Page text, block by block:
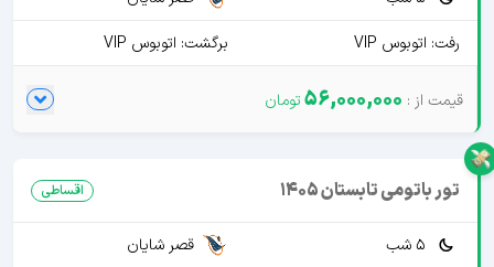
رفت: اتوبوس VIP
برگشت: اتوبوس VIP
56,000,000
تور باتومی تابستان 1405 اقساطی
5 شب
قصر شایان